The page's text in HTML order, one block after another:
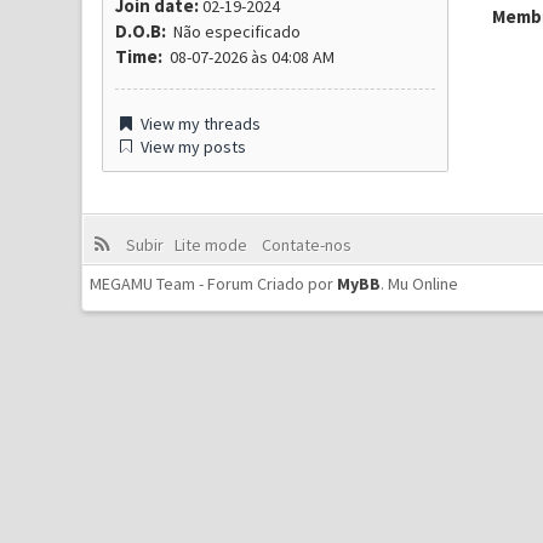
Join date:02-19-2024
D.O.B:Não especificado
Time:08-07-2026 às 04:08 AM
View my threads
View my posts
Subir Lite mode
Contate-nos
MEGAMU Team - Forum Criado por MyBB.Mu Online